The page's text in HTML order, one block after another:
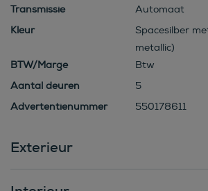
Transmissie
Automaat
Kleur
Spacesilber
metallic)
BTW/Marge
Btw
Aantal deuren
5
Advertentienummer
550178611
Exterieur